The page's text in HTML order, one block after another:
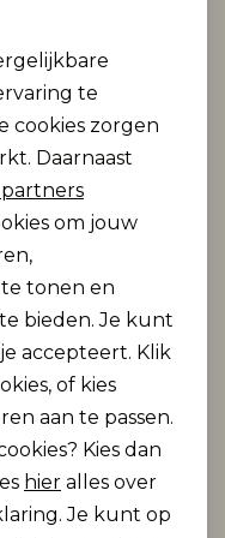
Industries
Industries
te
cookies zorgen
Daarnaast
om jouw
tonen en
bieden. Je kunt
accepteert. Klik
of kies
aan te passen.
Kies dan
hier alles over
Je kunt op